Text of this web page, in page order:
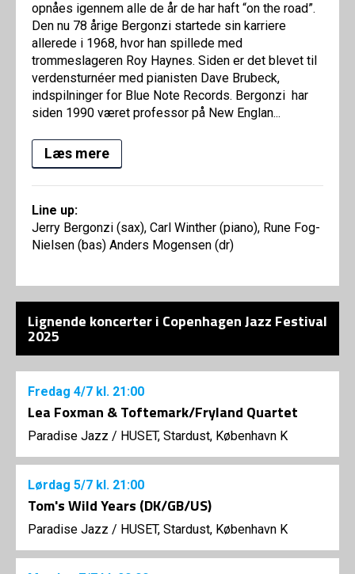
opnåes igennem alle de år de har haft “on the road”.
Den nu 78 årige Bergonzi startede sin karriere
allerede i 1968, hvor han spillede med
trommeslageren Roy Haynes. Siden er det blevet til
verdensturnéer med pianisten Dave Brubeck,
indspilninger for Blue Note Records. Bergonzi har
siden 1990 været professor på New Englan...
Læs mere
Line up:
Jerry Bergonzi (sax), Carl Winther (piano), Rune Fog-
Nielsen (bas) Anders Mogensen (dr)
Lignende koncerter i Copenhagen Jazz Festival
2025
Fredag 4/7 kl. 21:00
Lea Foxman & Toftemark/Fryland Quartet
Paradise Jazz / HUSET, Stardust, København K
Lørdag 5/7 kl. 21:00
Tom's Wild Years (DK/GB/US)
Paradise Jazz / HUSET, Stardust, København K